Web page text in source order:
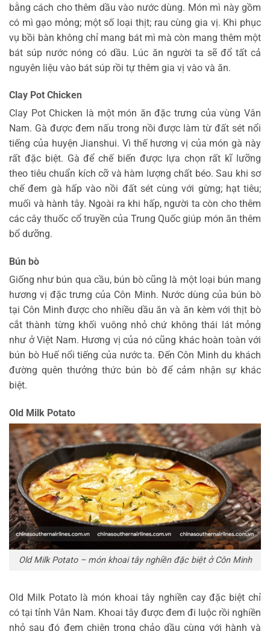
bằng cách cho thêm dầu vào nước dùng. Món mì này gồm
có mì gạo mỏng; một số loại thịt; rau cùng gia vị. Khi phục
vụ bồi bàn không chỉ mang bát mì mà còn mang thêm một
bát súp nước nóng có dầu. Lúc ăn người ta sẽ đổ tất cả
nguyên liệu vào bát súp rồi tự thêm gia vị vào và ăn.
Clay Pot Chicken
Clay Pot Chicken là một món ăn đặc trưng của vùng Vân
Nam. Gà được đem nấu trong nồi được làm từ đất sét nổi
tiếng của huyện Jianshui. Vì thế hương vị của món gà này
rất đặc biệt. Gà để chế biến được lựa chọn rất kĩ lưỡng
theo tiêu chuẩn kích cỡ và hàm lượng chất béo. Sau khi sơ
chế đem gà hấp vào nồi đất sét cùng với gừng; hạt tiêu;
muối và hành tây. Ngoài ra khi hấp, người ta còn cho thêm
các cây thuốc cổ truyền của Trung Quốc giúp món ăn thêm
bổ dưỡng.
Bún bò
Giống như bún qua cầu, bún bò cũng là một loại bún mang
hương vị đặc trưng của Côn Minh. Nước dùng của bún bò
tại Côn Minh được cho nhiều dầu ăn và ăn kèm với thịt bò
cắt thành từng khối vuông nhỏ chứ không thái lát mỏng
như ở Việt Nam. Hương vị của nó cũng khác hoàn toàn với
bún bò Huế nổi tiếng của nước ta. Đến Côn Minh du khách
đường quên thưởng thức bún bò để cảm nhận sự khác
biệt.
Old Milk Potato
Old Milk Potato – món khoai tây nghiền đặc biệt ở Côn Minh
Old Milk Potato là món khoai tây nghiền cay đặc biệt chỉ
có tại tỉnh Vân Nam. Khoai tây được đem đi luộc rồi nghiền
nhỏ sau đó đem chiên trong chảo dầu cùng với hành và